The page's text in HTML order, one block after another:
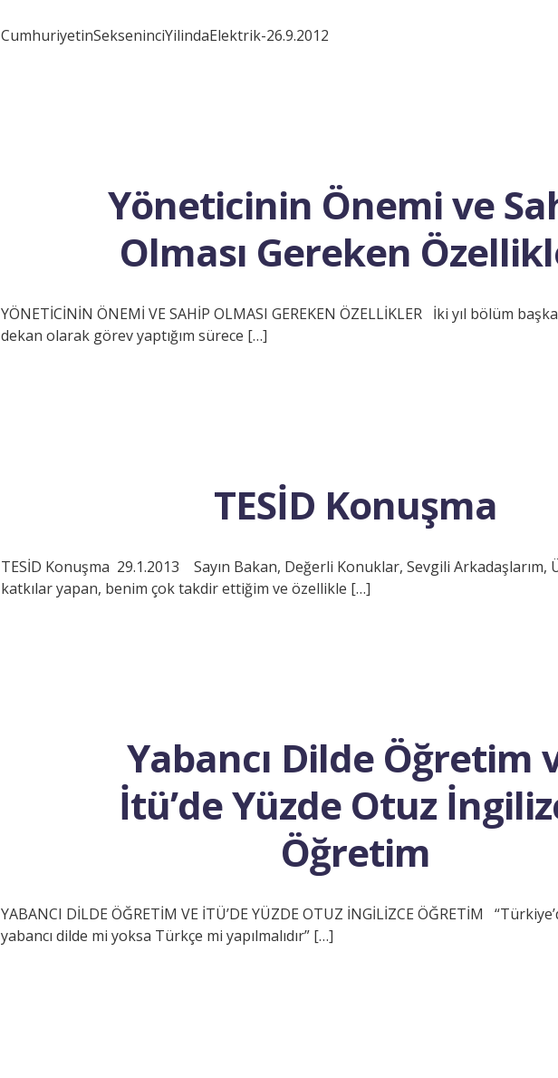
CumhuriyetinSekseninciYilindaElektrik-26.9.2012
Yöneticinin Önemi ve
Olması Gereken
YÖNETİCİNİN ÖNEMİ VE SAHİP OLMASI GEREKEN ÖZELLİKLER İki yıl bölüm
dekan olarak görev yaptığım sürece […]
TESİD Konuşma
TESİD Konuşma 29.1.2013 Sayın Bakan, Değerli Konuklar, Sevgili Arkadaşlarım,
katkılar yapan, benim çok takdir ettiğim ve özellikle […]
Yabancı Dilde Öğretim
İtü’de Yüzde Otuz
Öğretim
YABANCI DİLDE ÖĞRETİM VE İTÜ’DE YÜZDE OTUZ İNGİLİZCE ÖĞRETİM
yabancı dilde mi yoksa Türkçe mi yapılmalıdır” […]